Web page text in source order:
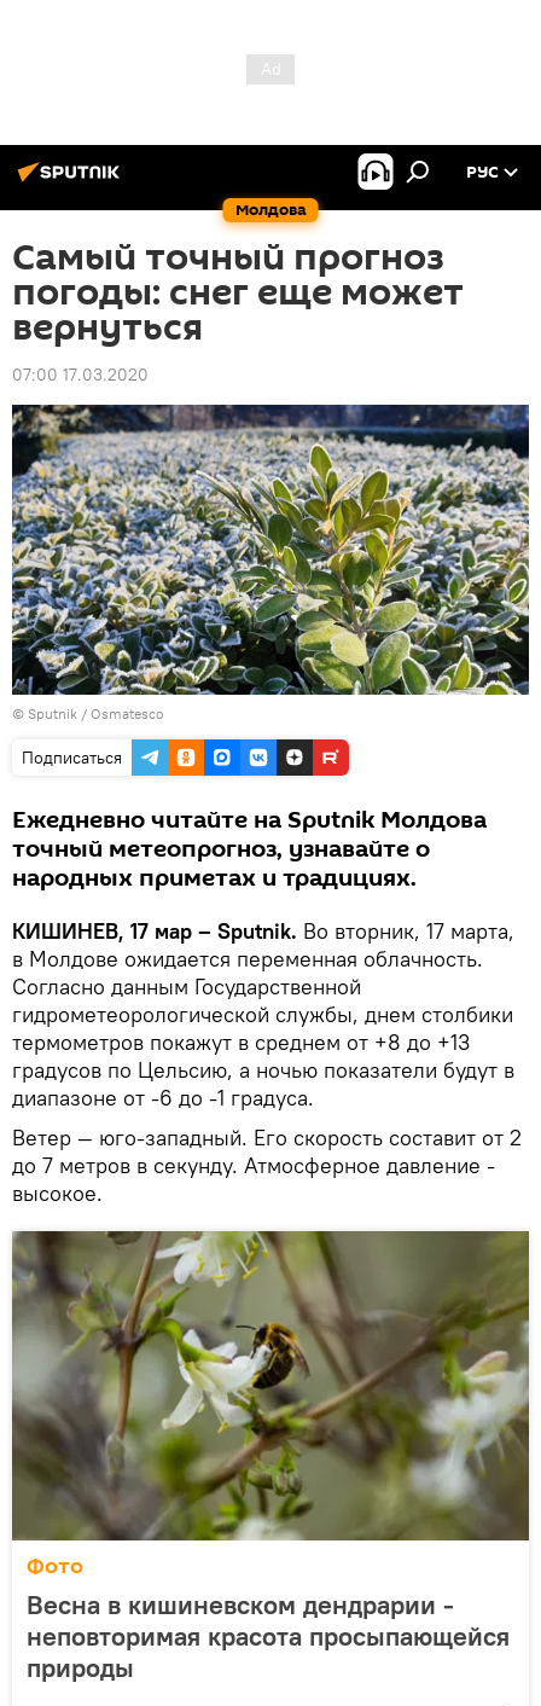
Молдова
РУС
Самый точный прогноз
погоды: снег еще может
вернуться
07:00 17.03.2020
© Sputnik / Osmatesco
Подписаться
Ежедневно читайте на Sputnik Молдова
точный метеопрогноз, узнавайте о
народных приметах и традициях.
КИШИНЕВ, 17 мар – Sputnik. Во вторник, 17 марта,
в Молдове ожидается переменная облачность.
Согласно данным Государственной
гидрометеорологической службы, днем столбики
термометров покажут в среднем от +8 до +13
градусов по Цельсию, а ночью показатели будут в
диапазоне от -6 до -1 градуса.
Ветер — юго-западный. Его скорость составит от 2
до 7 метров в секунду. Атмосферное давление -
высокое.
Фото
Весна в кишиневском дендрарии -
неповторимая красота просыпающейся
природы